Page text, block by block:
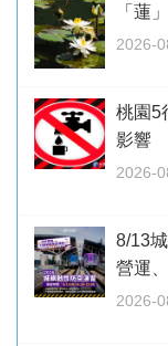
「蓮
2026-
桃園5
影響
2026-
8/13
營運
2026-